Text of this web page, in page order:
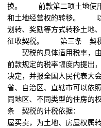
换。 前款第二项土地使用
和土地经营权的转移。 以
划转、奖励等方式转移土地
征收契税。 第三条 契税
契税的具体适用税率，由
前款规定的税率幅度内提出
决定，并报全国人民代表
省、自治区、直辖市可以依
同地区、不同类型的住房
条 契税的计税依据： （
屋买卖，为土地、房屋权属